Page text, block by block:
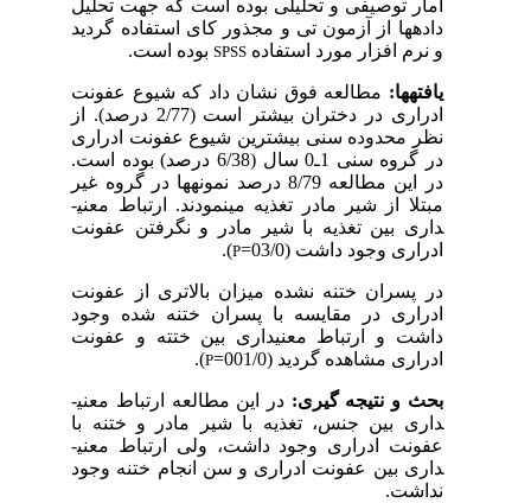
آمار توصیفی و تحلیلی بوده است که جهت تحلیل
داده­ها از آزمون تی و مجذور کای استفاده گردید
و نرم افزار مورد استفادهSPSSبوده است.
یافته­ها:مطالعه فوق نشان داد که شیوع عفونت
ادراری در دختران بیشتر است (2/77 درصد). از
نظر محدوده سنی بیشترین شیوع عفونت ادراری
در گروه سنی 1ـ0 سال (6/38 درصد) بوده است.
در این مطالعه 8/79 درصد نمونه­ها در گروه غیر
مبتلا از شیر مادر تغذیه می­نمودند. ارتباط معنی­
داری بین تغذیه با شیر مادر و نگرفتن عفونت
ادراری وجود داشت (03/0=
P
).
در پسران ختنه نشده میزان بالاتری از عفونت
ادراری در مقایسه با پسران ختنه شده وجود
داشت و ارتباط معنی­داری بین ختته و عفونت
ادراری مشاهده گردید (001/0=
P
).
بحث و نتیجه گیری:در این مطالعه ارتباط معنی­
داری بین جنس، تغذیه با شیر مادر و ختنه با
عفونت ادراری وجود داشت، ولی ارتباط معنی­
داری بین عفونت ادراری و سن انجام ختنه وجود
نداشت.